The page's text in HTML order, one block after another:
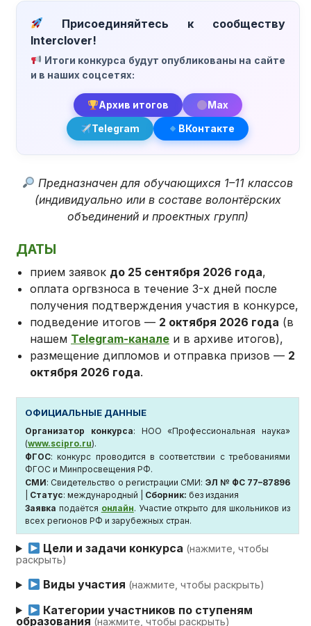
Присоединяйтесь к сообществу
Interclover!
Итоги конкурса будут опубликованы на сайте
и в наших соцсетях:
Архив итогов
Max
Telegram
ВКонтакте
Предназначен для обучающихся 1–11 классов
(индивидуально или в составе волонтёрских
объединений и проектных групп)
ДАТЫ
прием заявок до 25 сентября 2026 года,
оплата оргвзноса в течение 3-х дней после
получения подтверждения участия в конкурсе,
подведение итогов — 2 октября 2026 года (в
нашем Telegram-канале и в архиве итогов),
размещение дипломов и отправка призов — 2
октября 2026 года.
ОФИЦИАЛЬНЫЕ ДАННЫЕ
Организатор конкурса: НОО «Профессиональная наука»
(www.scipro.ru).
ФГОС: конкурс проводится в соответствии с требованиями
ФГОС и Минпросвещения РФ.
СМИ: Свидетельство о регистрации СМИ: ЭЛ № ФС 77–87896
Статус: международный | Сборник: без издания
Заявка подаётся онлайн. Участие открыто для школьников из
всех регионов РФ и зарубежных стран.
Цели и задачи конкурса (нажмите, чтобы
раскрыть)
Виды участия (нажмите, чтобы раскрыть)
Категории участников по ступеням
образования (нажмите, чтобы раскрыть)